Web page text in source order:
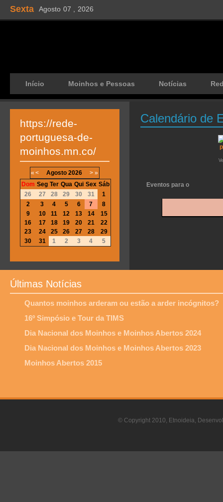
Sexta Agosto 07 , 2026
Início Moinhos e Pessoas Notícias
Calendário de
Eventos para o
https://rede-
portuguesa-de-
moinhos.mn.co/
« < Agosto 2026 > »
Dom Seg Ter Qua Qui Sex Sáb
26
27 28 29 30 31
1
2
3 4 5 6 7
8
9
10 11 12 13 14
15
16
17 18 19 20 21
22
23
24 25 26 27 28
29
30
31 1 2 3 4 5
Últimas Notícias
Quantos moinhos arderam ou estão a arder incógnitos?
16º Simpósio e Tour da TIMS
Dia Nacional dos Moinhos e Moinhos Abertos 2024
Dia Nacional dos Moinhos e Moinhos Abertos 2023
Moinhos Abertos 2015
© Copyright 2010, Etnoideia,